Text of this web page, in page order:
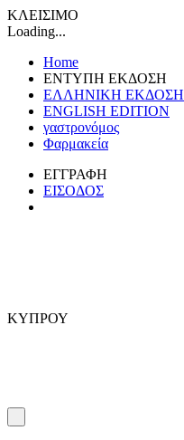
ΚΛΕΙΣΙΜΟ
Loading...
Home
ΕΝΤΥΠΗ ΕΚΔΟΣΗ
ΕΛΛΗΝΙΚΗ ΕΚΔΟΣΗ
ENGLISH EDITION
γαστρονόμος
Φαρμακεία
ΕΓΓΡΑΦΗ
ΕΙΣΟΔΟΣ
ΚΥΠΡΟΥ